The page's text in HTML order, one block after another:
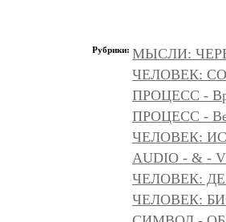
Рубрики: МЫСЛИ:
ЧЕЛОВЕК:
ПРОЦЕСС -
ПРОЦЕСС -
ЧЕЛОВЕК:
AUDIO - & -
ЧЕЛОВЕК:
ЧЕЛОВЕК: